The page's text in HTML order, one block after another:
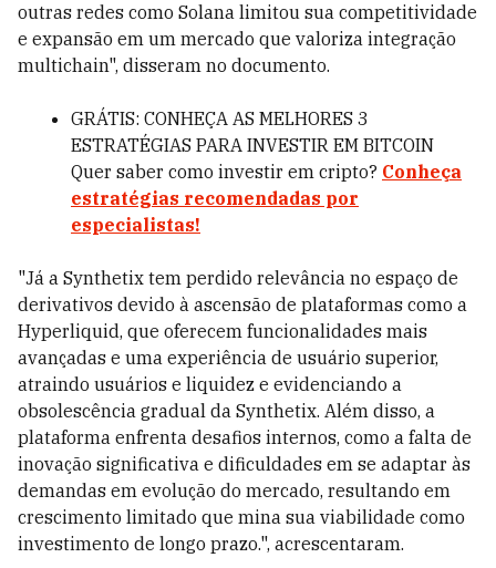
outras redes como Solana limitou sua competitividade
e expansão em um mercado que valoriza integração
multichain", disseram no documento.
GRÁTIS: CONHEÇA AS MELHORES 3
ESTRATÉGIAS PARA INVESTIR EM BITCOIN
Quer saber como investir em cripto? Conheça
estratégias recomendadas por
especialistas!
"Já a Synthetix tem perdido relevância no espaço de
derivativos devido à ascensão de plataformas como a
Hyperliquid, que oferecem funcionalidades mais
avançadas e uma experiência de usuário superior,
atraindo usuários e liquidez e evidenciando a
obsolescência gradual da Synthetix. Além disso, a
plataforma enfrenta desafios internos, como a falta de
inovação significativa e dificuldades em se adaptar às
demandas em evolução do mercado, resultando em
crescimento limitado que mina sua viabilidade como
investimento de longo prazo.", acrescentaram.